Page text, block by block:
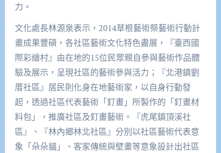
力。
文化處長林源泉表示，2014草根藝術祭藝術行動計
畫成果豐碩，各社區藝術文化特色盡展，『臺西國
際彩繪村』由在地的15位民眾親自參與藝術作品體
驗及展示，呈現社區的藝術參與活力；『北港鎮劉
厝社區』居民則化身在地藝術家，以自身行動發
起，透過社區代表藝術「釘畫」所製作的「釘畫材
料包」，推廣社區及釘畫藝術。『虎尾鎮頂溪社
區』、『林內鄉林北社區』分別以社區藝術代表意
象「朵朵貓」、客家傳統與壁畫等意象設計出社區